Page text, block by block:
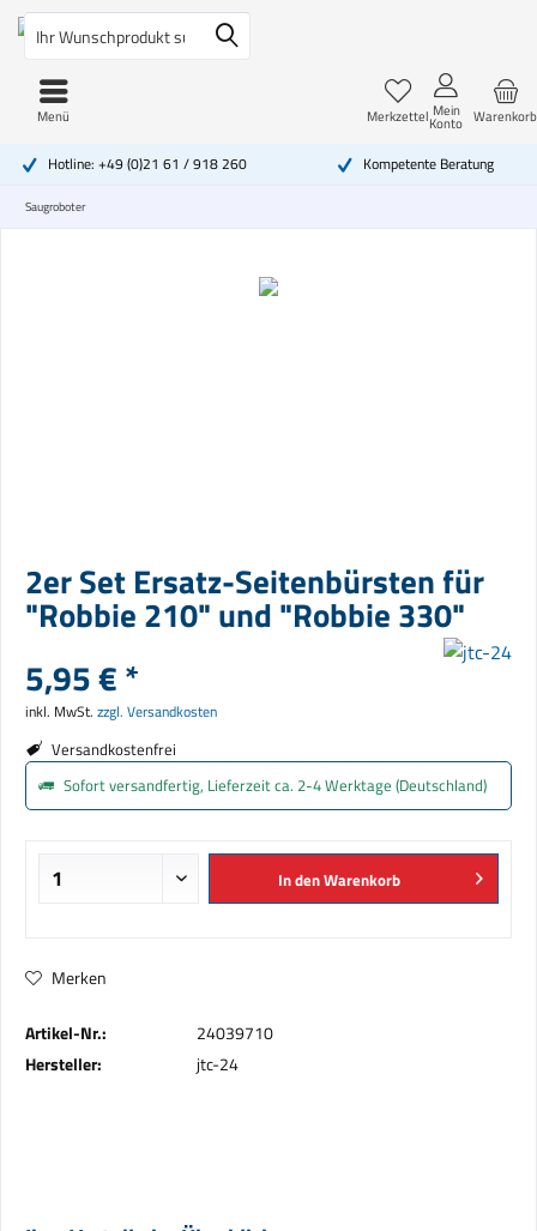
Hotline: +49 (0)21 61 / 918 260 Kompetente Beratung
Warenkorb
Merkzettel Mein
Konto
Menü
Saugroboter
2er Set Ersatz-Seitenbürsten für
"Robbie 210" und "Robbie 330"
5,95 € *
inkl. MwSt. zzgl. Versandkosten
Versandkostenfrei
Sofort versandfertig, Lieferzeit ca. 2-4 Werktage (Deutschland)
In denWarenkorb
Merken
Artikel-Nr.:
24039710
Hersteller:
jtc-24